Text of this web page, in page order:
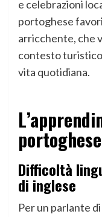
e celebrazioni
portoghese
arricchente, che
contesto
vita quotidiana.
Difficoltà
di inglese
Per un parlante